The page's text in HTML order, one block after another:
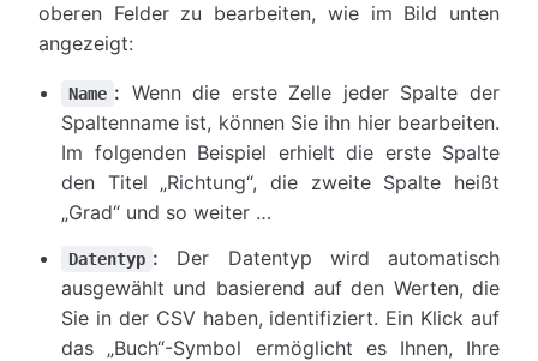
oberen Felder zu bearbeiten, wie im Bild unten
angezeigt:
Name : Wenn die erste Zelle jeder Spalte der
Spaltenname ist, können Sie ihn hier bearbeiten.
Im folgenden Beispiel erhielt die erste Spalte
den Titel „Richtung“, die zweite Spalte heißt
„Grad“ und so weiter …
Datentyp : Der Datentyp wird automatisch
ausgewählt und basierend auf den Werten, die
Sie in der CSV haben, identifiziert. Ein Klick auf
das „Buch“-Symbol ermöglicht es Ihnen, Ihre